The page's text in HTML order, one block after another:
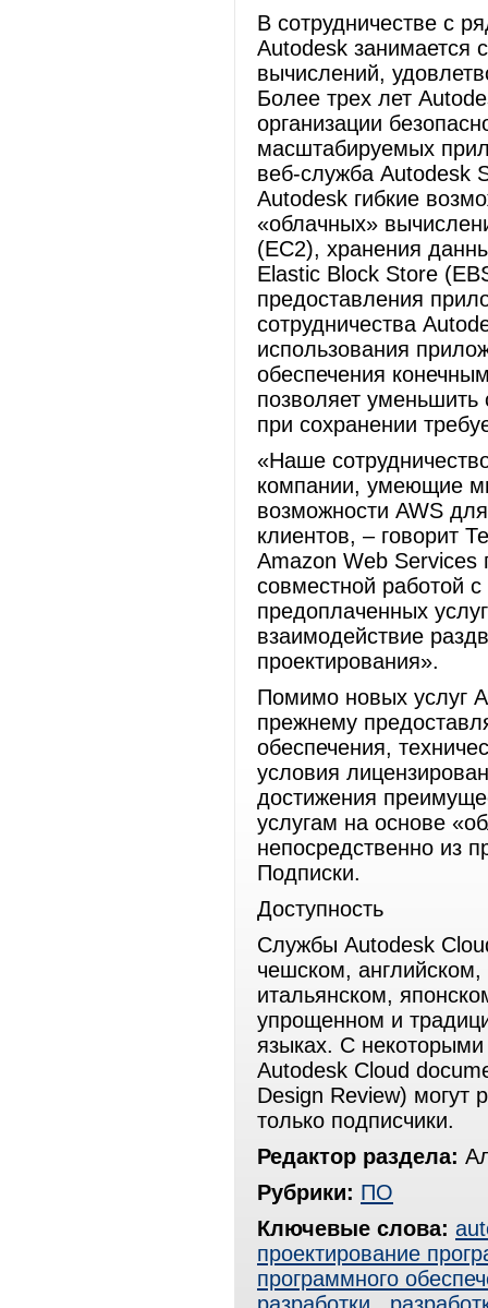
В сотрудничестве с
Autodesk занимается
вычислений,
Более трех лет
организации
масштабируемых
веб-служба Autodesk
Autodesk гибкие
«облачных»
(EC2), хранения
Elastic Block Store
предоставления
сотрудничества
использования
обеспечения
позволяет уменьшить
при сохранении
«Наше
компании, умеющие
возможности AWS
клиентов, – говорит
Amazon Web
совместной работой
предоплаченных
взаимодействие
проектирования».
Помимо новых услуг
прежнему
обеспечения,
условия
достижения
услугам на основе
непосредственно из
Подписки.
Доступность
Службы Autodesk
чешском,
итальянском,
упрощенном и
языках. С
Autodesk Cloud
Design Review) могут
только подписчики.
Редактор раздела:
Рубрики: ПО
Ключевые слова:
проектирование
программного